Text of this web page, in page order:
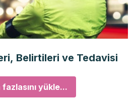
Belirtileri ve Tedavisi
fazlasını yükle...